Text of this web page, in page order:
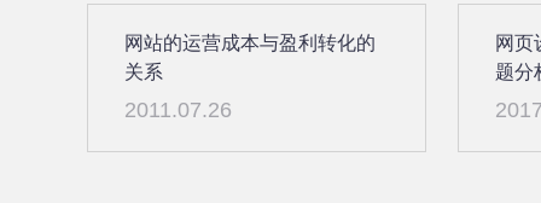
网站的运营成本与盈利转化的
关系
2011.07.26
网页
题分